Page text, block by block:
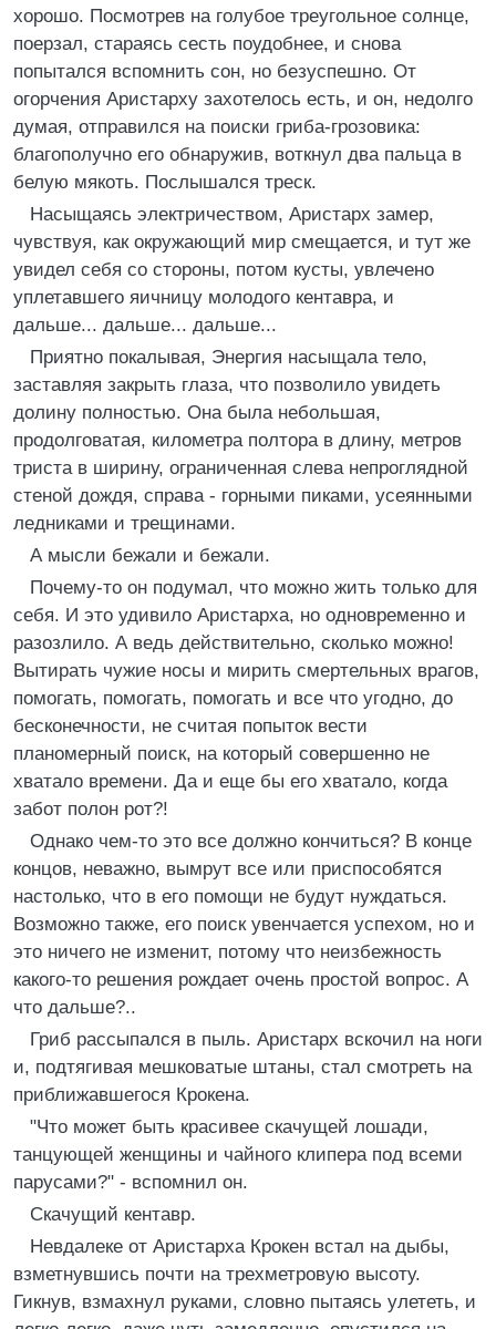
хорошо. Посмотрев на голубое треугольное солнце,
поерзал, стараясь сесть поудобнее, и снова
попытался вспомнить сон, но безуспешно. От
огорчения Аристарху захотелось есть, и он, недолго
думая, отправился на поиски гриба-грозовика:
благополучно его обнаружив, воткнул два пальца в
белую мякоть. Послышался треск.
Насыщаясь электричеством, Аристарх замер,
чувствуя, как окружающий мир смещается, и тут же
увидел себя со стороны, потом кусты, увлечено
уплетавшего яичницу молодого кентавра, и
дальше... дальше... дальше...
Приятно покалывая, Энергия насыщала тело,
заставляя закрыть глаза, что позволило увидеть
долину полностью. Она была небольшая,
продолговатая, километра полтора в длину, метров
триста в ширину, ограниченная слева непроглядной
стеной дождя, справа - горными пиками, усеянными
ледниками и трещинами.
А мысли бежали и бежали.
Почему-то он подумал, что можно жить только для
себя. И это удивило Аристарха, но одновременно и
разозлило. А ведь действительно, сколько можно!
Вытирать чужие носы и мирить смертельных врагов,
помогать, помогать, помогать и все что угодно, до
бесконечности, не считая попыток вести
планомерный поиск, на который совершенно не
хватало времени. Да и еще бы его хватало, когда
забот полон рот?!
Однако чем-то это все должно кончиться? В конце
концов, неважно, вымрут все или приспособятся
настолько, что в его помощи не будут нуждаться.
Возможно также, его поиск увенчается успехом, но и
это ничего не изменит, потому что неизбежность
какого-то решения рождает очень простой вопрос. А
что дальше?..
Гриб рассыпался в пыль. Аристарх вскочил на ноги
и, подтягивая мешковатые штаны, стал смотреть на
приближавшегося Крокена.
"Что может быть красивее скачущей лошади,
танцующей женщины и чайного клипера под всеми
парусами?" - вспомнил он.
Скачущий кентавр.
Невдалеке от Аристарха Крокен встал на дыбы,
взметнувшись почти на трехметровую высоту.
Гикнув, взмахнул руками, словно пытаясь улететь, и